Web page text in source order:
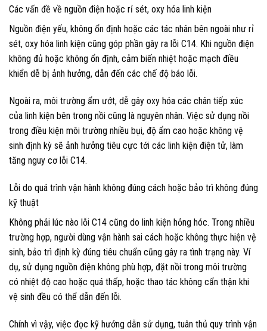
Các vấn đề về nguồn điện hoặc rỉ sét, oxy hóa linh kiện
Nguồn điện yếu, không ổn định hoặc các tác nhân bên ngoài như rỉ
sét, oxy hóa linh kiện cũng góp phần gây ra lỗi C14. Khi nguồn điện
không đủ hoặc không ổn định, cảm biến nhiệt hoặc mạch điều
khiển dễ bị ảnh hưởng, dẫn đến các chế độ báo lỗi.
Ngoài ra, môi trường ẩm ướt, dễ gây oxy hóa các chân tiếp xúc
của linh kiện bên trong nồi cũng là nguyên nhân. Việc sử dụng nồi
trong điều kiện môi trường nhiều bụi, độ ẩm cao hoặc không vệ
sinh định kỳ sẽ ảnh hưởng tiêu cực tới các linh kiện điện tử, làm
tăng nguy cơ lỗi C14.
Lỗi do quá trình vận hành không đúng cách hoặc bảo trì không đúng
kỹ thuật
Không phải lúc nào lỗi C14 cũng do linh kiện hỏng hóc. Trong nhiều
trường hợp, người dùng vận hành sai cách hoặc không thực hiện vệ
sinh, bảo trì định kỳ đúng tiêu chuẩn cũng gây ra tình trạng này. Ví
dụ, sử dụng nguồn điện không phù hợp, đặt nồi trong môi trường
có nhiệt độ cao hoặc quá thấp, hoặc thao tác không cẩn thận khi
vệ sinh đều có thể dẫn đến lỗi.
Chính vì vậy, việc đọc kỹ hướng dẫn sử dụng, tuân thủ quy trình vận